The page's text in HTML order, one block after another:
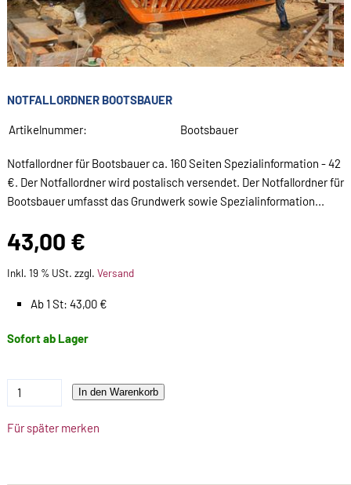
NOTFALLORDNER BOOTSBAUER
Artikelnummer: Bootsbauer
Notfallordner für Bootsbauer ca. 160 Seiten Spezialinformation - 42
€. Der Notfallordner wird postalisch versendet. Der Notfallordner für
Bootsbauer umfasst das Grundwerk sowie Spezialinformation...
43,00 €
Inkl. 19 % USt. zzgl. Versand
Ab 1 St: 43,00 €
Sofort ab Lager
In den Warenkorb
Für später merken